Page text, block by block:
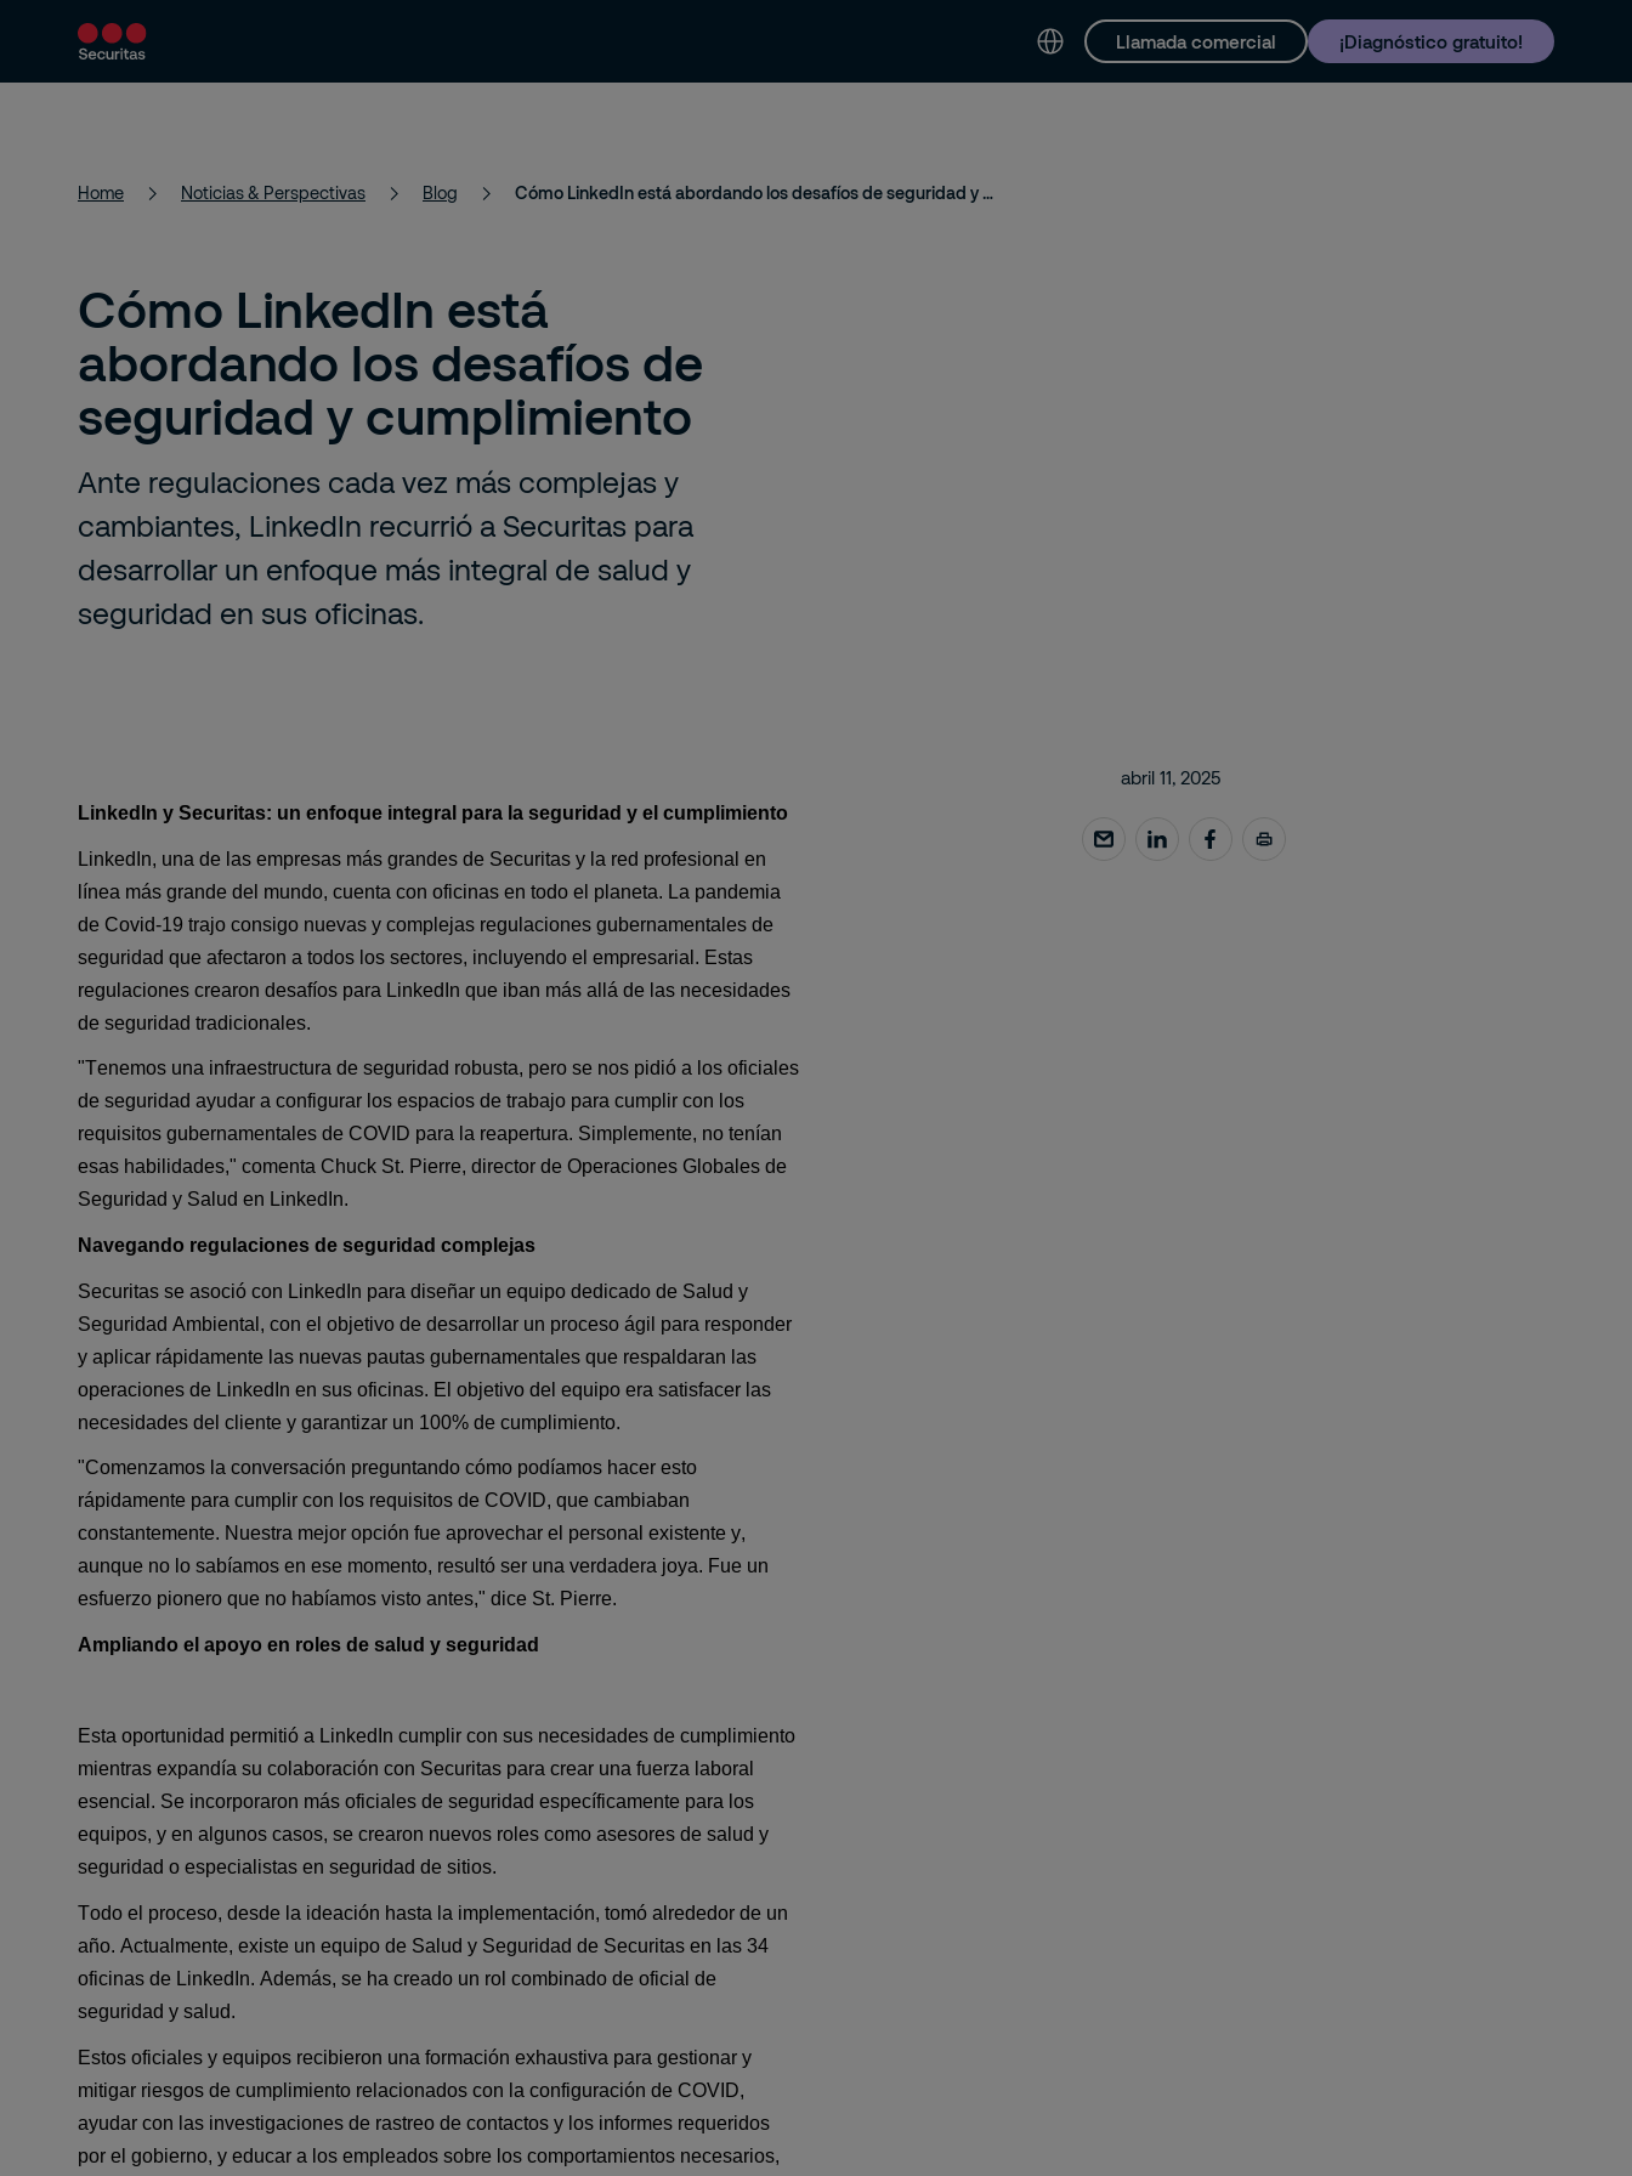
Llamada comercial ¡Diagnóstico gratuito!
Productos y servicios Soluciones de seguridad Noticias & Perspectivas Contáctenos y soporte Trabaja con nosotros
Home Noticias & Perspectivas Blog Cómo LinkedIn está abordando los desafíos de seguridad y cumplimiento
Cómo LinkedIn está
abordando los desafíos de
seguridad y cumplimiento
Ante regulaciones cada vez más complejas y
cambiantes, LinkedIn recurrió a Securitas para
desarrollar un enfoque más integral de salud y
seguridad en sus oficinas.
LinkedIn y Securitas: un enfoque integral para la seguridad y el cumplimiento
LinkedIn, una de las empresas más grandes de Securitas y la red profesional en
línea más grande del mundo, cuenta con oficinas en todo el planeta. La pandemia
de Covid-19 trajo consigo nuevas y complejas regulaciones gubernamentales de
seguridad que afectaron a todos los sectores, incluyendo el empresarial. Estas
regulaciones crearon desafíos para LinkedIn que iban más allá de las necesidades
de seguridad tradicionales.
"Tenemos una infraestructura de seguridad robusta, pero se nos pidió a los oficiales
de seguridad ayudar a configurar los espacios de trabajo para cumplir con los
requisitos gubernamentales de COVID para la reapertura. Simplemente, no tenían
esas habilidades," comenta Chuck St. Pierre, director de Operaciones Globales de
Seguridad y Salud en LinkedIn.
Navegando regulaciones de seguridad complejas
Securitas se asoció con LinkedIn para diseñar un equipo dedicado de Salud y
Seguridad Ambiental, con el objetivo de desarrollar un proceso ágil para responder
y aplicar rápidamente las nuevas pautas gubernamentales que respaldaran las
operaciones de LinkedIn en sus oficinas. El objetivo del equipo era satisfacer las
necesidades del cliente y garantizar un 100% de cumplimiento.
"Comenzamos la conversación preguntando cómo podíamos hacer esto
rápidamente para cumplir con los requisitos de COVID, que cambiaban
constantemente. Nuestra mejor opción fue aprovechar el personal existente y,
aunque no lo sabíamos en ese momento, resultó ser una verdadera joya. Fue un
esfuerzo pionero que no habíamos visto antes," dice St. Pierre.
Ampliando el apoyo en roles de salud y seguridad
Esta oportunidad permitió a LinkedIn cumplir con sus necesidades de cumplimiento
mientras expandía su colaboración con Securitas para crear una fuerza laboral
esencial. Se incorporaron más oficiales de seguridad específicamente para los
equipos, y en algunos casos, se crearon nuevos roles como asesores de salud y
seguridad o especialistas en seguridad de sitios.
Todo el proceso, desde la ideación hasta la implementación, tomó alrededor de un
año. Actualmente, existe un equipo de Salud y Seguridad de Securitas en las 34
oficinas de LinkedIn. Además, se ha creado un rol combinado de oficial de
seguridad y salud.
Estos oficiales y equipos recibieron una formación exhaustiva para gestionar y
mitigar riesgos de cumplimiento relacionados con la configuración de COVID,
ayudar con las investigaciones de rastreo de contactos y los informes requeridos
por el gobierno, y educar a los empleados sobre los comportamientos necesarios,
abril 11, 2025